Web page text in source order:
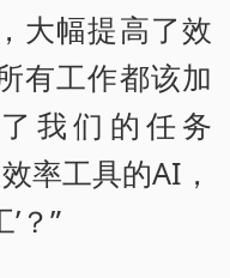
大幅提高了效
有工作都该加
我们的任务
率工具的AI，
？”